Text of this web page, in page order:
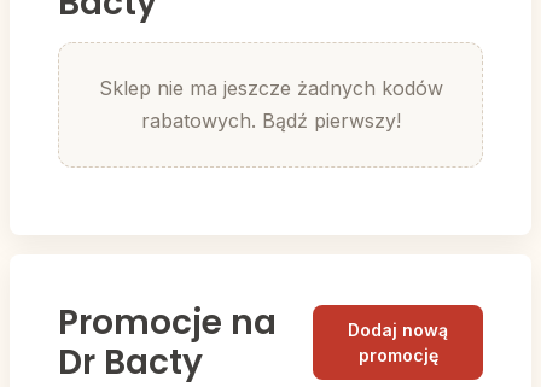
Sklep nie ma jeszcze żadnych kodów
rabatowych. Bądź pierwszy!
Promocje na
Dr Bacty
Dodaj nową
promocję